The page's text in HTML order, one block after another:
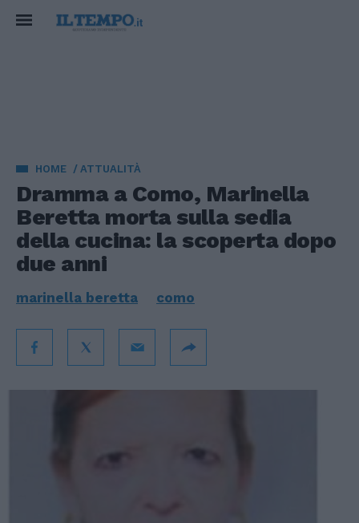
HOME ATTUALITÀ
Dramma a Como, Marinella
Beretta morta sulla sedia
della cucina: la scoperta dopo
due anni
marinella beretta como